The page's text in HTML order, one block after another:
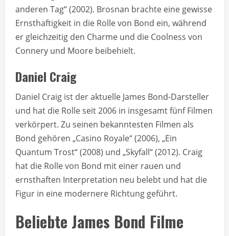
anderen Tag“ (2002). Brosnan brachte eine gewisse
Ernsthaftigkeit in die Rolle von Bond ein, während
er gleichzeitig den Charme und die Coolness von
Connery und Moore beibehielt.
Daniel Craig
Daniel Craig ist der aktuelle James Bond-Darsteller
und hat die Rolle seit 2006 in insgesamt fünf Filmen
verkörpert. Zu seinen bekanntesten Filmen als
Bond gehören „Casino Royale“ (2006), „Ein
Quantum Trost“ (2008) und „Skyfall“ (2012). Craig
hat die Rolle von Bond mit einer rauen und
ernsthaften Interpretation neu belebt und hat die
Figur in eine modernere Richtung geführt.
Beliebte James Bond Filme